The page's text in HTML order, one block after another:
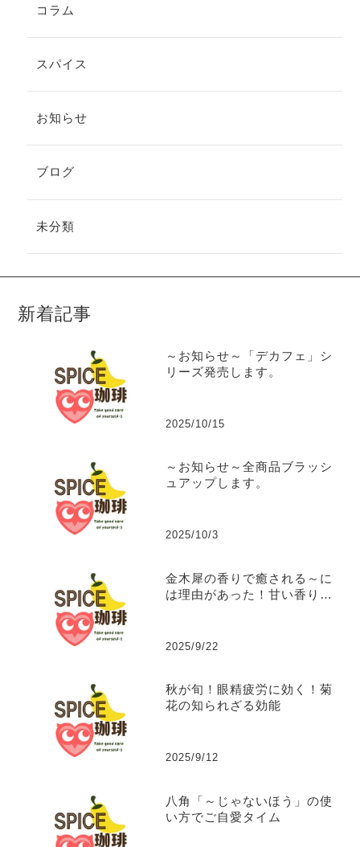
コラム
スパイス
お知らせ
ブログ
未分類
新着記事
～お知らせ～「デカフェ」シ
リーズ発売します。
2025/10/15
～お知らせ～全商品ブラッシ
ュアップします。
2025/10/3
金木犀の香りで癒される～に
は理由があった！甘い香りに
2025/9/22
秋が旬！眼精疲労に効く！菊
花の知られざる効能
2025/9/12
八角「～じゃないほう」の使
い方でご自愛タイム